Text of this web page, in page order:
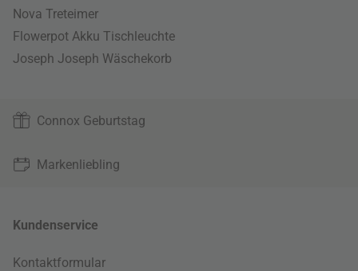
Nova Treteimer
Flowerpot Akku Tischleuchte
Joseph Joseph Wäschekorb
Connox Geburtstag
Markenliebling
Kundenservice
Kontaktformular